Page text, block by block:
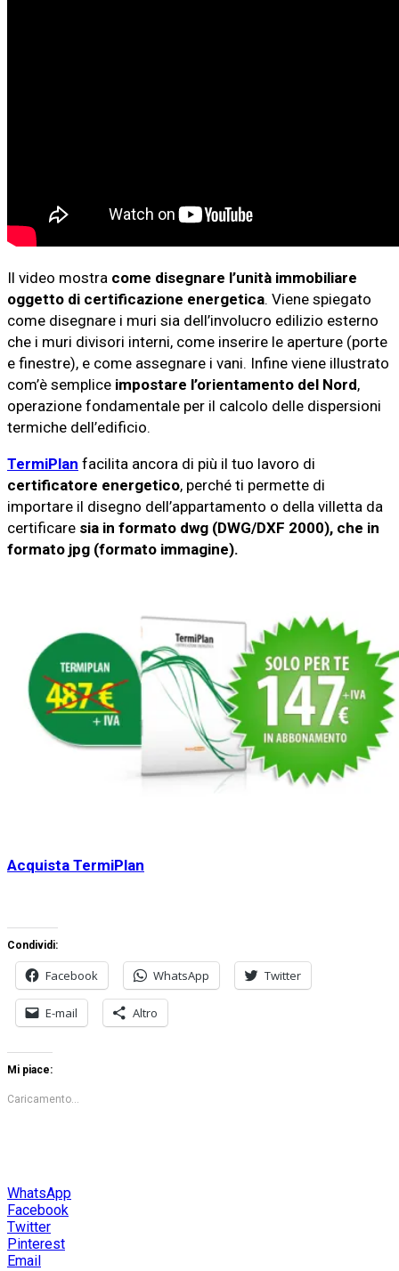
Il video mostra come disegnare l’unità immobiliare
oggetto di certificazione energetica. Viene spiegato
come disegnare i muri sia dell’involucro edilizio esterno
che i muri divisori interni, come inserire le aperture (porte
e finestre), e come assegnare i vani. Infine viene illustrato
com’è semplice impostare l’orientamento del Nord,
operazione fondamentale per il calcolo delle dispersioni
termiche dell’edificio.
TermiPlan facilita ancora di più il tuo lavoro di
certificatore energetico, perché ti permette di
importare il disegno dell’appartamento o della villetta da
certificare sia in formato dwg (DWG/DXF 2000), che in
formato jpg (formato immagine).
Acquista TermiPlan
Condividi:
Facebook WhatsApp Twitter
E-mail Altro
Mi piace:
Caricamento...
WhatsApp
Facebook
Twitter
Pinterest
Email